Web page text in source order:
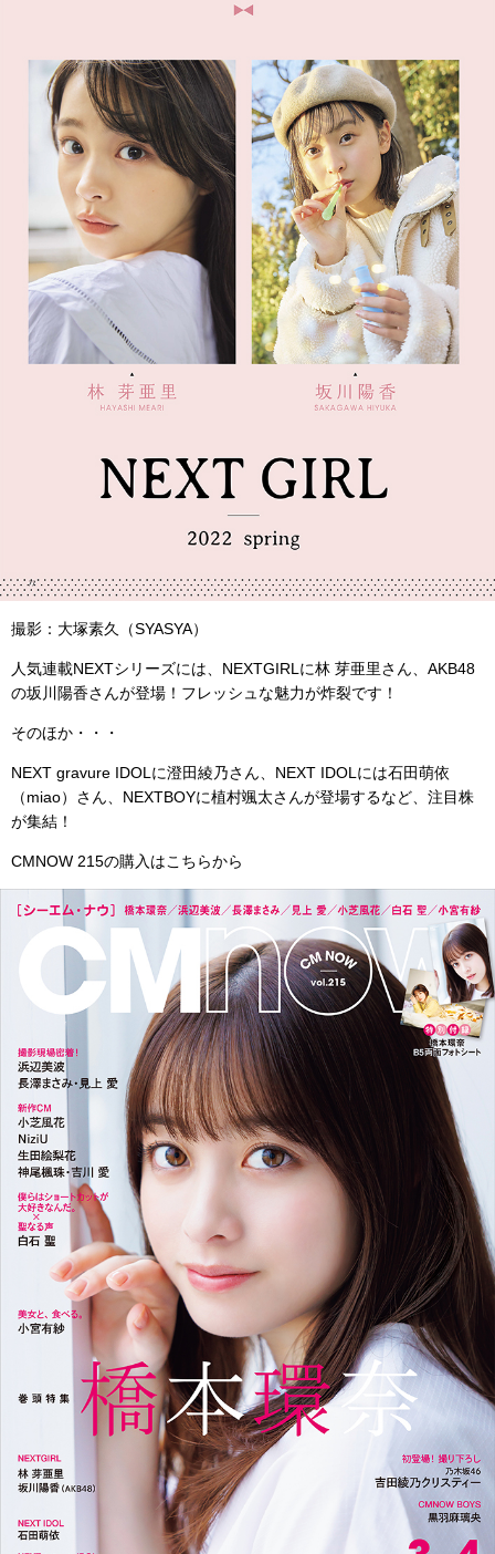
撮影：大塚素久（SYASYA）
人気連載NEXTシリーズには、NEXTGIRLに林 芽亜里さん、AKB48
の坂川陽香さんが登場！フレッシュな魅力が炸裂です！
そのほか・・・
NEXT gravure IDOLに澄田綾乃さん、NEXT IDOLには石田萌依
（miao）さん、NEXTBOYに植村颯太さんが登場するなど、注目株
が集結！
CMNOW 215の購入はこちらから